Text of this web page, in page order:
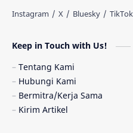
Quasar
Ulasan
Keep in Touch with Us!
Tentang Kami
Hubungi Kami
Bermitra/Kerja Sama
Kirim Artikel